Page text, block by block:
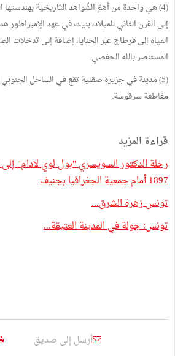
(4) هي واحدة من أهمّ الشّواهد التّاريخية بهندستها
إلى القرن الثاني للميلاد، بنيت في عهد
المياه إلى قرطاج عبر الحنايا، إضافة إلى تدخلات
المستنصر بالله الحفصي.
(5) مدينة في جزيرة صقلية تقع في الساحل
مقاطعة سرقوسة.
قراءة المزيد
رحلة الدكتور السويسري "بول لوي لادام"
1897 أمام جمعية الجغرافيا بجنيف
تونس زهرة الشرق...
تونس: جولة في المدينة العتيقة...
أرسل إلى صديق